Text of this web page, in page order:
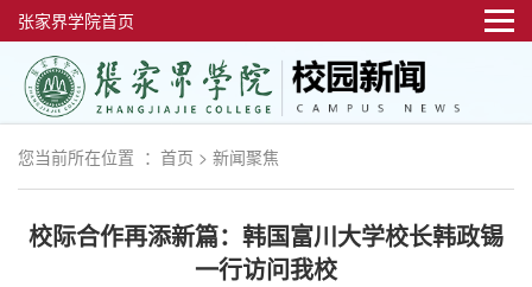
张家界学院首页
您当前所在位置 ： 首页 > 新闻聚焦
校际合作再添新篇：韩国富川大学校长韩政锡
一行访问我校